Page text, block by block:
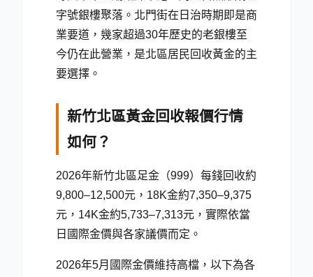
字號銀樓聚落。北門街在日治時期即是商
業要道，幾家超過30年歷史的老銀樓至
今仍在此營業，是北區居民回收黃金的主
要選擇。
新竹北區黃金回收報價行情
如何？
2026年新竹北區足金（999）每錢回收約
9,800–12,500元，18K金約7,350–9,375
元，14K金約5,733–7,313元，實際依當
日國際金價與各家議價而定。
2026年5月 國際金價維持高檔，以下為各